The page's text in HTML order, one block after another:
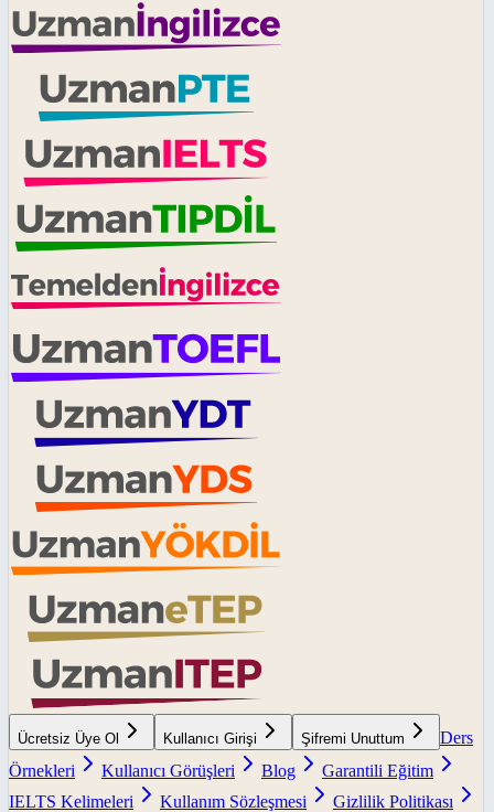
Ücretsiz Üye Ol Kullanıcı Girişi Şifremi Unuttum
Ders
Örnekleri
Kullanıcı Görüşleri Blog
Garantili Eğitim
IELTS Kelimeleri
Kullanım Sözleşmesi
Gizlilik Politikası